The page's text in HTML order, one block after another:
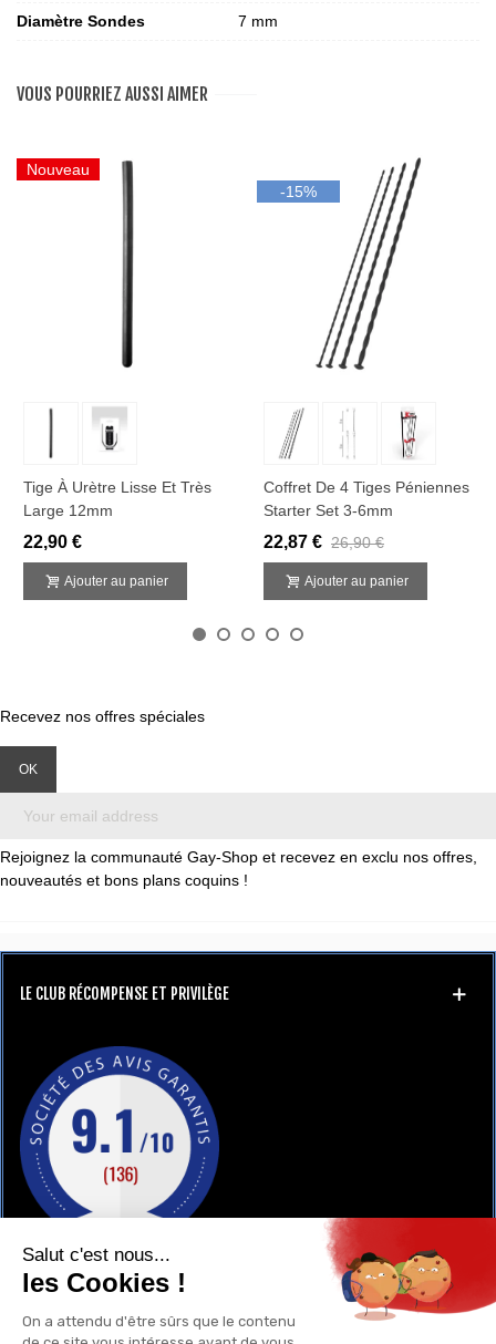
Diamètre Sondes 7 mm
VOUS POURRIEZ AUSSI AIMER
Nouveau
Tige À Urètre Lisse Et Très
Large 12mm
22,90 €
Ajouter au panier
-15%
Coffret De 4 Tiges Péniennes
Starter Set 3-6mm
22,87 € 26,90 €
Ajouter au panier
Recevez nos offres spéciales
Rejoignez la communauté Gay-Shop et recevez en exclu nos offres,
nouveautés et bons plans coquins !
LE CLUB RÉCOMPENSE ET PRIVILÈGE